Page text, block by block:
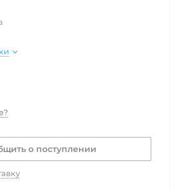
о поступлении